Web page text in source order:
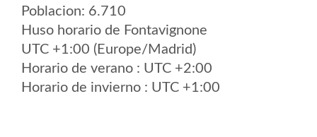
Poblacion: 6.710
Huso horario de Fontavignone
UTC +1:00 (Europe/Madrid)
Horario de verano : UTC +2:00
Horario de invierno : UTC +1:00